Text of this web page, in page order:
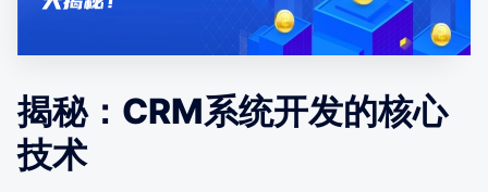
揭秘：CRM系统开发的核心
技术